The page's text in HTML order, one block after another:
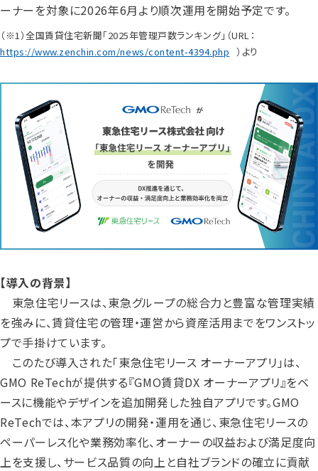
ーナーを対象に2026年6月より順次運用を開始予定です。
（※1）全国賃貸住宅新聞「2025年管理戸数ランキング」（URL：
https://www.zenchin.com/news/content-4394.php
）より
【導入の背景】
東急住宅リースは、東急グループの総合力と豊富な管理実績
を強みに、賃貸住宅の管理・運営から資産活用までをワンストッ
プで手掛けています。
このたび導入された「東急住宅リース オーナーアプリ」は、
GMO ReTechが提供する『GMO賃貸DX オーナーアプリ』をベ
ースに機能やデザインを追加開発した独自アプリです。GMO
ReTechでは、本アプリの開発・運用を通じ、東急住宅リースの
ペーパーレス化や業務効率化、オーナーの収益および満足度向
上を支援し、サービス品質の向上と自社ブランドの確立に貢献